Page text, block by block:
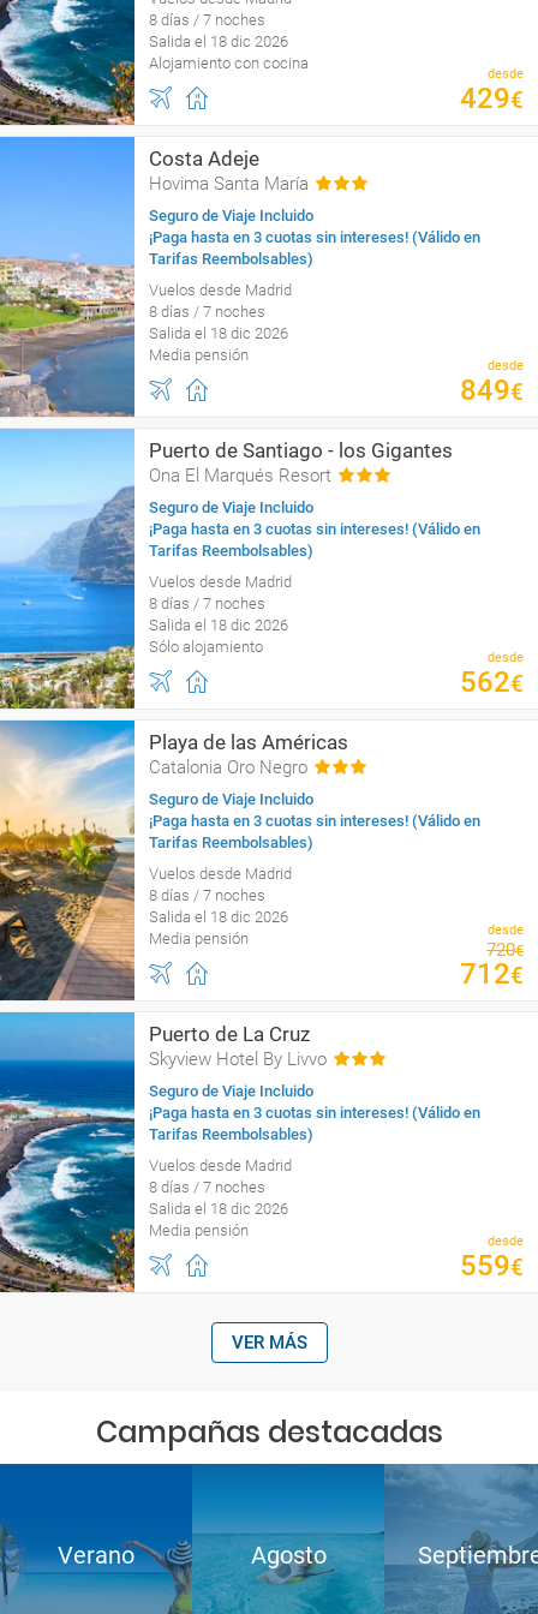
8 días / 7 noches
Salida el 18 dic 2026
Alojamiento con cocina
desde
429€
Costa Adeje
Hovima Santa María
Seguro de Viaje Incluido
¡Paga hasta en 3 cuotas sin intereses! (Válido en
Tarifas Reembolsables)
Vuelos desde Madrid
8 días / 7 noches
Salida el 18 dic 2026
Media pensión
desde
849€
Puerto de Santiago - los Gigantes
Ona El Marqués Resort
Seguro de Viaje Incluido
¡Paga hasta en 3 cuotas sin intereses! (Válido en
Tarifas Reembolsables)
Vuelos desde Madrid
8 días / 7 noches
Salida el 18 dic 2026
Sólo alojamiento
desde
562€
Playa de las Américas
Catalonia Oro Negro
Seguro de Viaje Incluido
¡Paga hasta en 3 cuotas sin intereses! (Válido en
Tarifas Reembolsables)
Vuelos desde Madrid
8 días / 7 noches
Salida el 18 dic 2026
Media pensión
desde
720€
712€
Puerto de La Cruz
Skyview Hotel By Livvo
Seguro de Viaje Incluido
¡Paga hasta en 3 cuotas sin intereses! (Válido en
Tarifas Reembolsables)
Vuelos desde Madrid
8 días / 7 noches
Salida el 18 dic 2026
Media pensión
desde
559€
VER MÁS
Campañas destacadas
Verano Agosto